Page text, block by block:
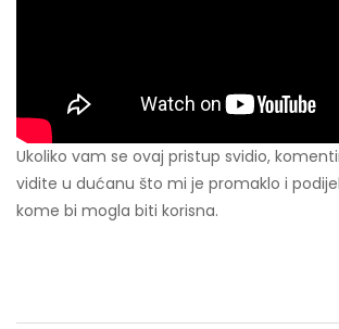
Ukoliko vam se ovaj pristup svidio,
vidite u dućanu što mi je promaklo i
kome bi mogla biti korisna.